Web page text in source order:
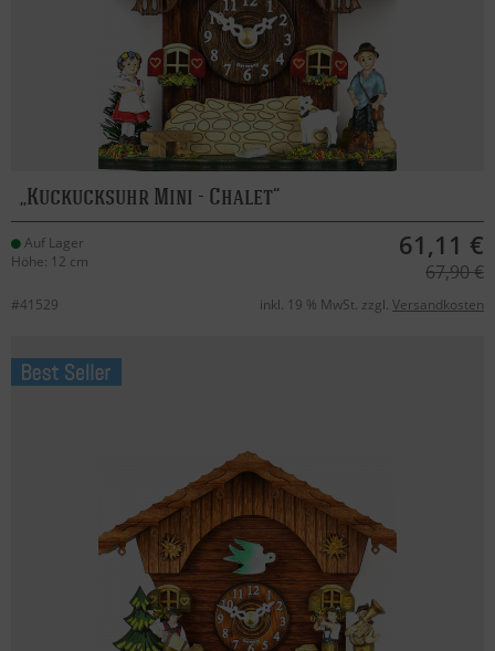
Kuckucksuhr Mini - Chalet
Auf Lager
Höhe: 12 cm
61,11 €
67,90 €
#41529 inkl. 19 % MwSt. zzgl. Versandkosten